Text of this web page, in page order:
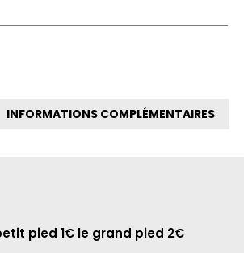
INFORMATIONS COMPLÉMENTAIRES
pied 1€ le grand pied 2€